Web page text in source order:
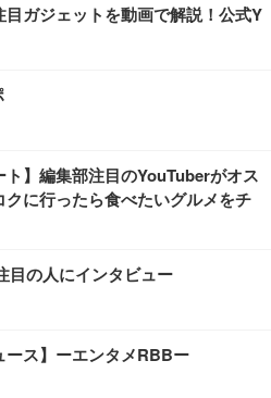
目ガジェットを動画で解説！公式Y
ト】編集部注目のYouTuberがオス
に行ったら食べたいグルメをチ
目の人にインタビュー
ース】ーエンタメRBBー